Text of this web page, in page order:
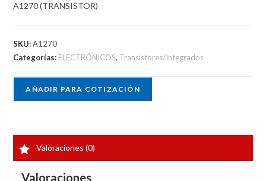
A1270 (TRANSISTOR)
SKU:A1270
Categorías: ELECTRÓNICOS, Transistores/Integrados
AÑADIR PARA COTIZACIÓN
Valoraciones (0)
Valoraciones